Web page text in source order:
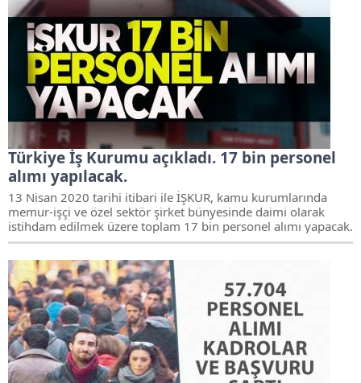
Türkiye İş Kurumu açıkladı. 17 bin personel
alımı yapılacak.
13 Nisan 2020 tarihi itibari ile İŞKUR, kamu kurumlarında
memur-işçi ve özel sektör şirket bünyesinde daimi olarak
istihdam edilmek üzere toplam 17 bin personel alımı yapacak.